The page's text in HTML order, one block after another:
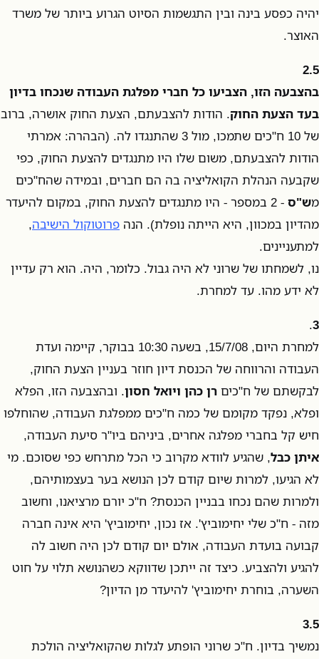
יהיה כפסע בינה ובין התגשמות הסיוט הגרוע ביותר של משרד
האוצר.
2.5
בהצבעה הזו, הצביעו כל חברי מפלגת העבודה שנכחו בדיון
בעד הצעת החוק. הודות להצבעתם, הצעת החוק אושרה, ברוב
של 10 ח"כים שתמכו, מול 3 שהתנגדו לה. (הבהרה: אמרתי
הודות להצבעתם, משום שלו היו מתנגדים להצעת החוק, כפי
שקבעה הנהלת הקואליציה בה הם חברים, ובמידה שהח"כים
מש"ס
- 2 במספר - היו מתנגדים להצעת החוק, במקום להיעדר
מהדיון במכוון, היא הייתה נופלת). הנה פרוטוקול הישיבה,
למתעניינים.
נו, לשמחתו של שרוני לא היה גבול. כלומר, היה. הוא רק עדיין
לא ידע מהו. עד למחרת.
3
.
למחרת היום, 15/7/08, בשעה 10:30 בבוקר, קיימה ועדת
העבודה והרווחה של הכנסת דיון חוזר בעניין הצעת החוק,
לבקשתם של ח"כים רן כהן ויואל חסון. ובהצבעה הזו, הפלא
ופלא, נפקד מקומם של כמה ח"כים ממפלגת העבודה, שהוחלפו
חיש קל בחברי מפלגה אחרים, ביניהם ביו"ר סיעת העבודה,
איתן כבל, שהגיע לוודא מקרוב כי הכל מתרחש כפי שסוכם. מי
לא הגיעו, למרות שיום קודם לכן הנושא בער בעצמותיהם,
ולמרות שהם נכחו בבניין הכנסת? ח"כ יורם מרציאנו, וחשוב
מזה - ח"כ שלי יחימוביץ'. אז נכון, יחימוביץ' היא אינה חברה
קבועה בועדת העבודה, אולם יום קודם לכן היה חשוב לה
להגיע ולהצביע. כיצד זה ייתכן שדווקא כשהנושא תלוי על חוט
השערה, בוחרת יחימוביץ' להיעדר מן הדיון?
3.5
נמשיך בדיון. ח"כ שרוני הופתע לגלות שהקואליציה הולכת